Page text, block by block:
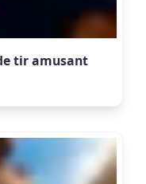
tir amusant